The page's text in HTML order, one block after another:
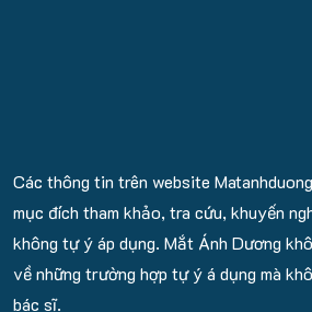
Các thông tin trên website
mục đích tham khảo, tra cứu, khuyến
không tự ý áp dụng. Mắt Ánh Dương
về những trường hợp tự ý á dụng mà
bác sĩ.